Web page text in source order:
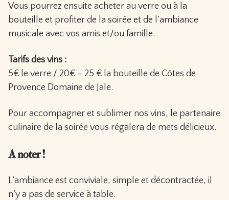
Vous pourrez ensuite acheter au verre ou à la
bouteille et profiter de la soirée et de l’ambiance
musicale avec vos amis et/ou famille.
Tarifs des vins :
5€ le verre / 20€ – 25 € la bouteille de Côtes de
Provence Domaine de Jale.
Pour accompagner et sublimer nos vins, le partenaire
culinaire de la soirée vous régalera de mets délicieux.
A noter !
L’ambiance est conviviale, simple et décontractée, il
n’y a pas de service à table.